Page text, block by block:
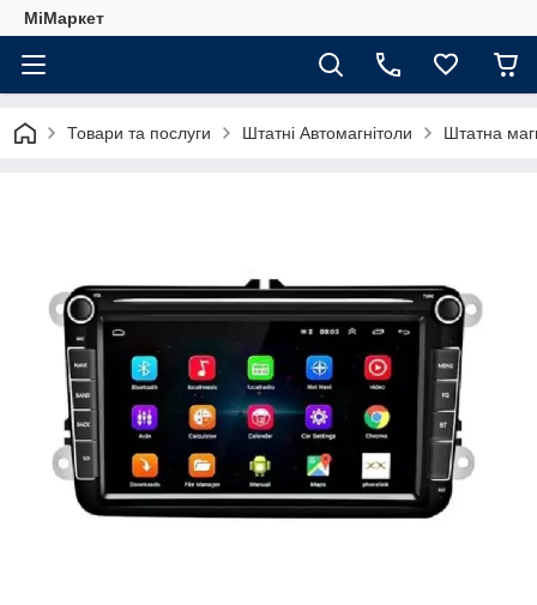
МіМаркет
Товари та послуги Штатні Автомагнітоли Штатна